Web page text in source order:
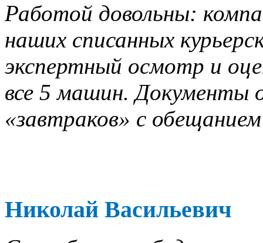
Работой довольны:
наших списанных
экспертный осмотр и
все 5 машин. Документы
«завтраков» с
Николай Васильевич